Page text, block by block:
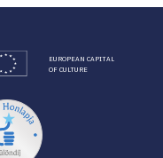
EUROPEAN CAPITAL
OF CULTURE